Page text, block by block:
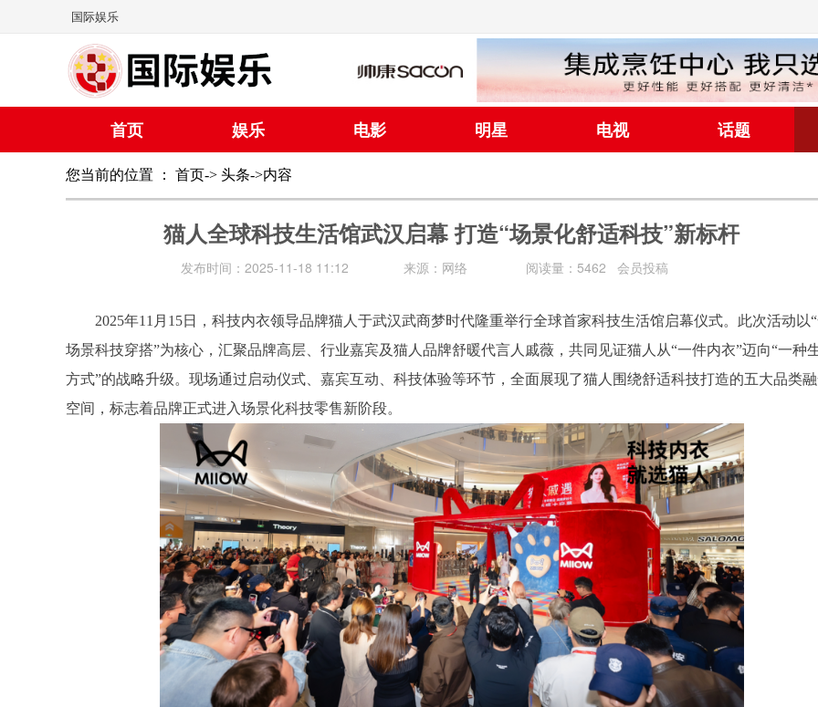
国际娱乐
首页 娱乐 电影 明星 电视 话题
您当前的位置 ： 首页-> 头条->内容
猫人全球科技生活馆武汉启幕 打造“场景化舒适科技”新标杆
发布时间：2025-11-18 11:12 来源：网络 阅读量：5462 会员投稿
2025年11月15日，科技内衣领导品牌猫人于武汉武商梦时代隆重举行全球首家科技生活馆启幕仪式。此次活动以
场景科技穿搭”为核心，汇聚品牌高层、行业嘉宾及猫人品牌舒暖代言人戚薇，共同见证猫人从“一件内衣”迈向“一种
方式”的战略升级。现场通过启动仪式、嘉宾互动、科技体验等环节，全面展现了猫人围绕舒适科技打造的五大品类
空间，标志着品牌正式进入场景化科技零售新阶段。